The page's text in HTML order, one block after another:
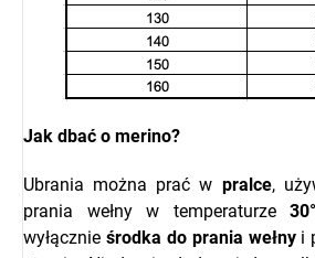
Jak dbać o merino?
Ubrania można prać w pralce,
prania wełny w temperaturze
wyłącznie środka do prania wełnyi